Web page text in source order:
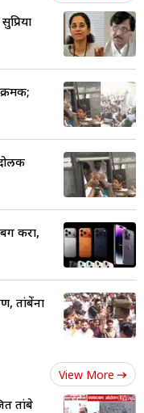
करा,
तांबेंना
View More
तांबे